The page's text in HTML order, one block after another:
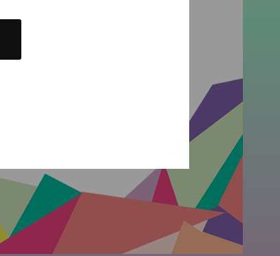
siirtämään. Sen sijaan
kotimaisille ryhmille
siihen, että
ohjelmistoon